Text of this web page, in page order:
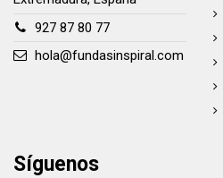
927 87 80 77
hola@fundasinspiral.com
Síguenos